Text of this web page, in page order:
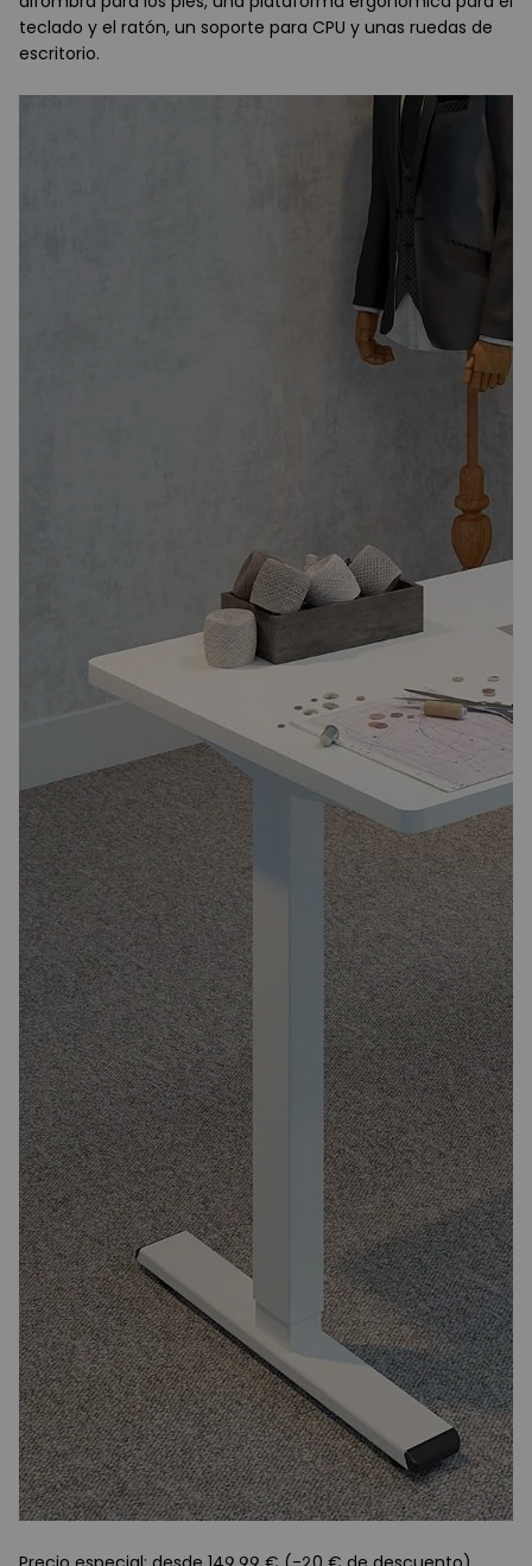
teclado y el ratón, un soporte para CPU y unas ruedas de
escritorio.